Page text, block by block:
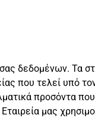
δεδομένων. Τα
που τελεί υπό
προσόντα
μας